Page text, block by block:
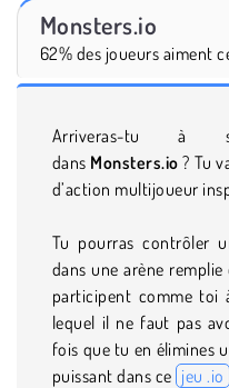
Monsters.io
62% des joueurs aiment
Arriveras-tu à
dans Monsters.io ? Tu
d’action multijoueur
Tu pourras contrôler
dans une arène remplie
participent comme toi
lequel il ne faut pas
fois que tu en élimines
puissant dans ce jeu .io